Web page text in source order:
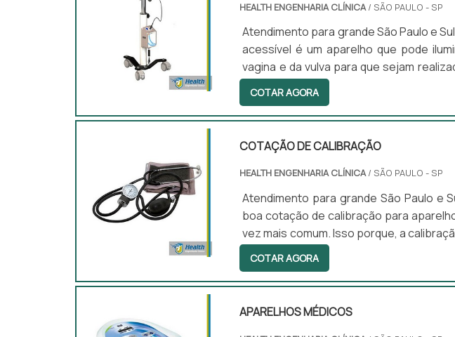
HEALTH ENGENHARIA CLÍNICA/ SÃO PAULO - SP
Atendimento para grande São Paulo e
acessível é um aparelho que pode
vagina e da vulva para que sejam
exemplo. Com esse tipo de aparelho é
estão ocorrendo no corpo da mulher.
possui algumas características
instrumento leve; Não oferece dor ao
COTAR AGORA
COTAÇÃO DE CALIBRAÇÃO
HEALTH ENGENHARIA CLÍNICA/ SÃO PAULO - SP
Atendimento para grande São Paulo e
boa cotação de calibração para
vez mais comum. Isso porque, a
de equipamentos hospitalares, fazendo
além de evitar que seja necessário a
são calibradosO serviço de
requisitado para aparelhos como:
COTAR AGORA
APARELHOS MÉDICOS